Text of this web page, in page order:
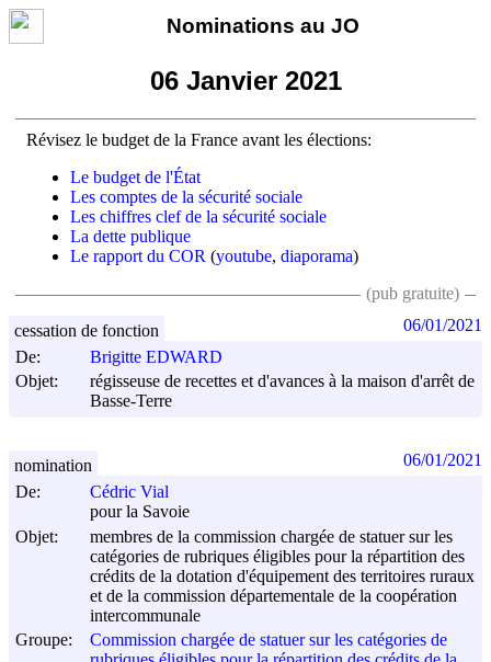
Nominations au JO
06 Janvier 2021
Révisez le budget de la France avant les élections:
Le budget de l'État
Les comptes de la sécurité sociale
Les chiffres clef de la sécurité sociale
La dette publique
Le rapport du COR (youtube, diaporama)
(pub gratuite)
De:
Brigitte EDWARD
Objet:
régisseuse de recettes et d'avances à la maison d'arrêt de
Basse-Terre
cessation de fonction 06/01/2021
De:
Cédric Vial
pour la Savoie
Objet:
membres de la commission chargée de statuer sur les
catégories de rubriques éligibles pour la répartition des
crédits de la dotation d'équipement des territoires ruraux
et de la commission départementale de la coopération
intercommunale
Groupe:
Commission chargée de statuer sur les catégories de
nomination 06/01/2021